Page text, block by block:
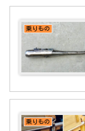
乗りもの
乗りもの